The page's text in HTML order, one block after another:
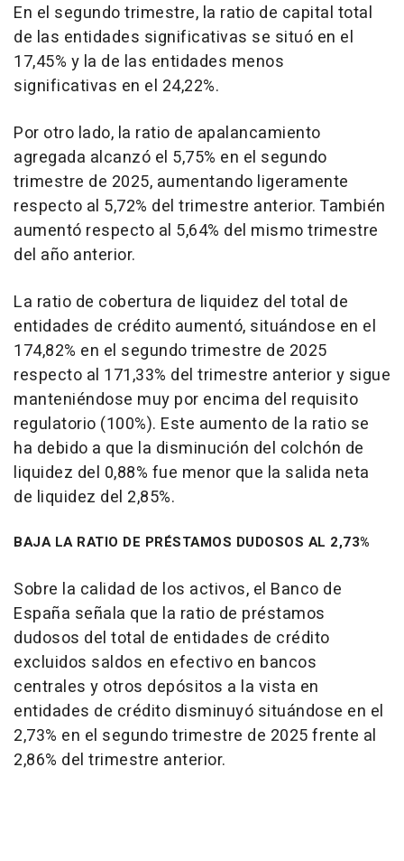
En el segundo trimestre, la ratio de capital total
de las entidades significativas se situó en el
17,45% y la de las entidades menos
significativas en el 24,22%.
Por otro lado, la ratio de apalancamiento
agregada alcanzó el 5,75% en el segundo
trimestre de 2025, aumentando ligeramente
respecto al 5,72% del trimestre anterior. También
aumentó respecto al 5,64% del mismo trimestre
del año anterior.
La ratio de cobertura de liquidez del total de
entidades de crédito aumentó, situándose en el
174,82% en el segundo trimestre de 2025
respecto al 171,33% del trimestre anterior y sigue
manteniéndose muy por encima del requisito
regulatorio (100%). Este aumento de la ratio se
ha debido a que la disminución del colchón de
liquidez del 0,88% fue menor que la salida neta
de liquidez del 2,85%.
BAJA LA RATIO DE PRÉSTAMOS DUDOSOS AL 2,73%
Sobre la calidad de los activos, el Banco de
España señala que la ratio de préstamos
dudosos del total de entidades de crédito
excluidos saldos en efectivo en bancos
centrales y otros depósitos a la vista en
entidades de crédito disminuyó situándose en el
2,73% en el segundo trimestre de 2025 frente al
2,86% del trimestre anterior.